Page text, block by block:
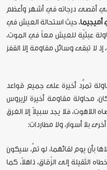
في أقصى درجاته في أشهر وأعظم
أميجيما، حيث استحالة العيش في
عبثيّة للعيش معاً في الموت،
لا تبقى وسائل مقاومة إلا القفز
تمرُّد أخيرة على جميع قواعد
محاولة مقاومة أخيرة لإيروس
فلا يجد سبيلاً إلا الغرق
بلا أسوار، ولا مطاردات:
بأن يوم لقائهما، لو تمَّ، سيكون
الثقيلة إلى الزّقاق، ذاهلاً، كما